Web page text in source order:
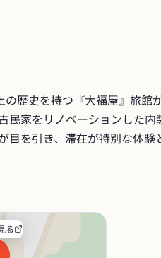
歴史を持つ『大福屋』旅館
民家をリノベーションした
を引き、滞在が特別な体験
る